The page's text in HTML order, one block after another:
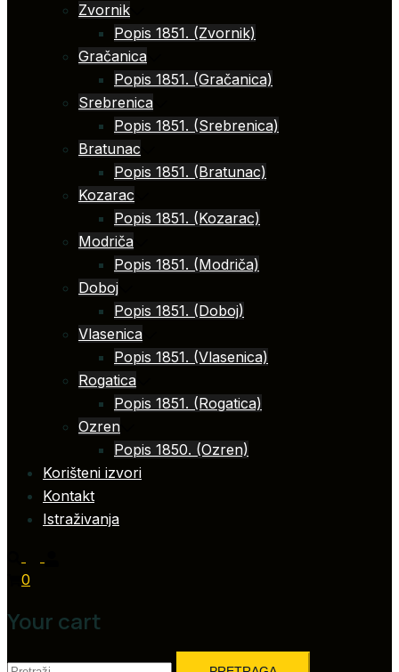
Zvornik
Popis 1851. (Zvornik)
Gračanica
Popis 1851. (Gračanica)
Srebrenica
Popis 1851. (Srebrenica)
Bratunac
Popis 1851. (Bratunac)
Kozarac
Popis 1851. (Kozarac)
Modriča
Popis 1851. (Modriča)
Doboj
Popis 1851. (Doboj)
Vlasenica
Popis 1851. (Vlasenica)
Rogatica
Popis 1851. (Rogatica)
Ozren
Popis 1850. (Ozren)
Korišteni izvori
Kontakt
Istraživanja
0
Your cart
Pretraga: